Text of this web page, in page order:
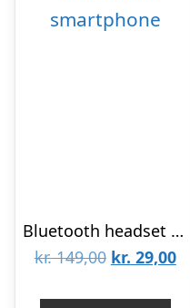
Bluetooth headset til smartphone
kr.149,00 Den
kr. 29,00